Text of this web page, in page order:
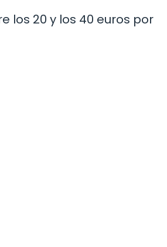
los 20 y los 40 euros por